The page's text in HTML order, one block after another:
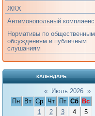
ЖКХ
Антимонопольный комплаенс
Нормативы по общественным
обсуждениям и публичным
слушаниям
КАЛЕНДАРЬ
« Июль 2026 »
Пн
Вт Ср Чт Пт Сб
Вс
1
2 3 4
5